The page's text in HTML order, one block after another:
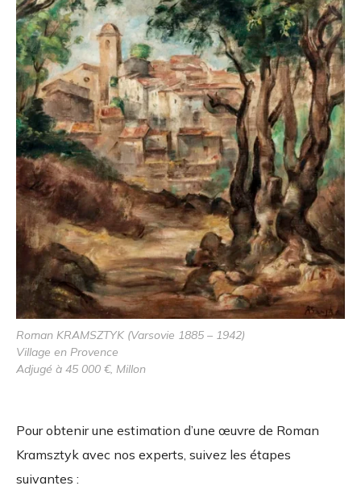
Roman KRAMSZTYK (Varsovie 1885 – 1942)
Village en Provence
Adjugé à 45 000 €, Millon
Pour obtenir une estimation d’une œuvre de Roman
Kramsztyk avec nos experts, suivez les étapes
suivantes :